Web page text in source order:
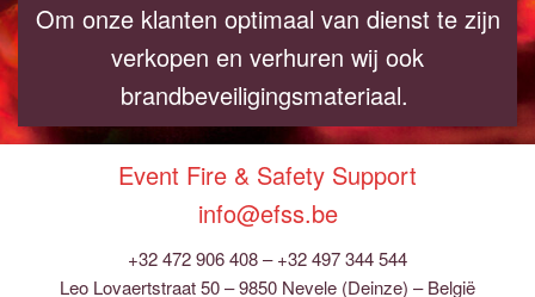
Om onze klanten optimaal van dienst te zijn
verkopen en verhuren wij ook
brandbeveiligingsmateriaal.
Event Fire & Safety Support
info@efss.be
+32 472 906 408 – +32 497 344 544
Leo Lovaertstraat 50 – 9850 Nevele (Deinze) – België